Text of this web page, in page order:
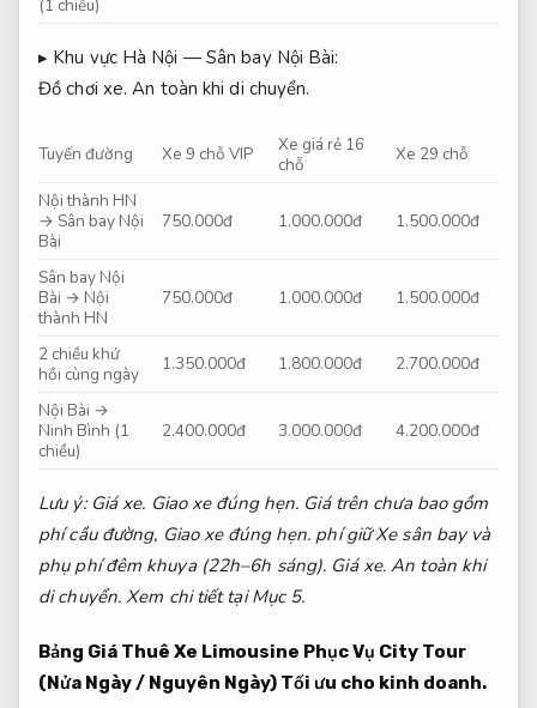
(1 chiều)
▸ Khu vực Hà Nội — Sân bay Nội Bài:
Đồ chơi xe. An toàn khi di chuyển.
Tuyến đường Xe 9 chỗ VIP
Xe giá rẻ 16
chỗ
Xe 29 chỗ
Nội thành HN
→ Sân bay Nội
Bài
750.000đ 1.000.000đ 1.500.000đ
Sân bay Nội
Bài → Nội
thành HN
750.000đ 1.000.000đ 1.500.000đ
2 chiều khứ
hồi cùng ngày
1.350.000đ 1.800.000đ 2.700.000đ
Nội Bài →
Ninh Bình (1
chiều)
2.400.000đ 3.000.000đ 4.200.000đ
Lưu ý: Giá xe. Giao xe đúng hẹn. Giá trên chưa bao gồm
phí cầu đường, Giao xe đúng hẹn. phí giữ Xe sân bay và
phụ phí đêm khuya (22h–6h sáng). Giá xe. An toàn khi
di chuyển. Xem chi tiết tại Mục 5.
Bảng Giá Thuê Xe Limousine Phục Vụ City Tour
(Nửa Ngày / Nguyên Ngày) Tối ưu cho kinh doanh.